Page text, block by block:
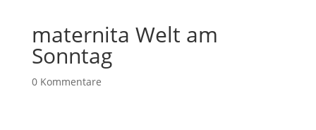
maternita Welt am
Sonntag
0 Kommentare